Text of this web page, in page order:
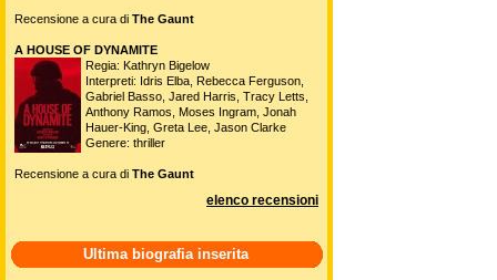
Recensione a cura di The Gaunt
A HOUSE OF DYNAMITE
Regia: Kathryn Bigelow
Interpreti: Idris Elba, Rebecca Ferguson,
Gabriel Basso, Jared Harris, Tracy Letts,
Anthony Ramos, Moses Ingram, Jonah
Hauer-King, Greta Lee, Jason Clarke
Genere: thriller
Recensione a cura di The Gaunt
elenco recensioni
Ultima biografia inserita